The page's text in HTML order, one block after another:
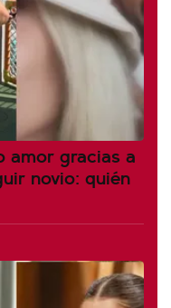
amor gracias a
novio: quién